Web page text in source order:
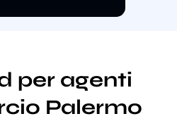
per agenti
Palermo